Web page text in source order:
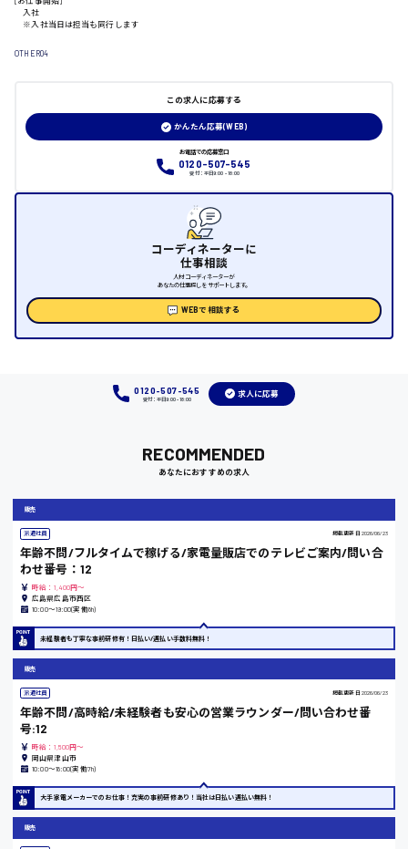
山口県
岡山県
大阪府
竹原市
熊本県
入社
※入社当日は担当も同行します
OTHER04
この求人に応募する
かんたん応募(WEB)
お電話での応募窓口
0120-507-545
受付：平日9:00 - 18:00
コーディネーターに
仕事相談
人材コーディネーターが
あなたの仕事探しをサポートします。
WEBで相談する
0120-507-545
受付：平日9:00 - 18:00
求人に応募
RECOMMENDED
あなたにおすすめの求人
販売
派遣社員 掲載更新日 2026/06/23
年齢不問/フルタイムで稼げる/家電量販店でのテレビご案内/問い合
わせ番号：12
時給：1,400円～
広島県広島市西区
10:00〜19:00(実働8h)
未経験者も丁寧な事前研修有！日払い/週払い手数料無料！
販売
派遣社員 掲載更新日 2026/06/23
年齢不問/高時給/未経験者も安心の営業ラウンダー/問い合わせ番
号:12
時給：1,500円～
岡山県津山市
10:00〜18:00(実働7h)
大手家電メーカーでのお仕事！充実の事前研修あり！当社は日払い週払い無料！
販売